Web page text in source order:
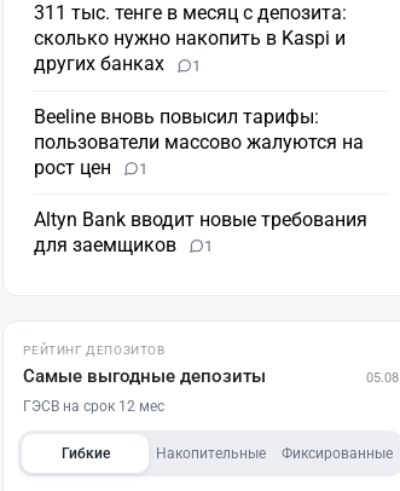
311 тыс. тенге в месяц с депозита:
сколько нужно накопить в Kaspi и
других банках
1
Beeline вновь повысил тарифы:
пользователи массово жалуются на
рост цен
1
Altyn Bank вводит новые требования
для заемщиков
1
РЕЙТИНГ ДЕПОЗИТОВ
Самые выгодные депозиты 05.08
ГЭСВ на срок 12 мес
Гибкие Накопительные Фиксированные